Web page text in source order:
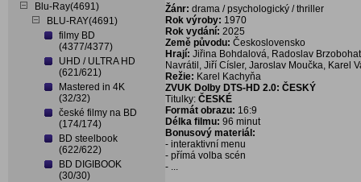
Blu-Ray(4691)
BLU-RAY(4691)
filmy BD
(4377/4377)
UHD / ULTRA HD
(621/621)
Mastered in 4K
(32/32)
české filmy na BD
(174/174)
BD steelbook
(622/622)
BD DIGIBOOK
(30/30)
Žánr: drama / psychologický / thriller
Rok výroby: 1970
Rok vydání: 2025
Země původu: Československo
Hrají: Jiřina Bohdalová, Radoslav
Navrátil, Jiří Císler, Jaroslav Moučka, Karel
Režie: Karel Kachyňa
ZVUK Dolby DTS-HD 2.0: ČESKÝ
Titulky: ČESKÉ
Formát obrazu: 16:9
Délka filmu: 96 minut
Bonusový materiál:
- interaktivní menu
- přímá volba scén
- ...